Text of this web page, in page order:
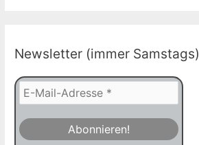
Newsletter (immer Samstags)